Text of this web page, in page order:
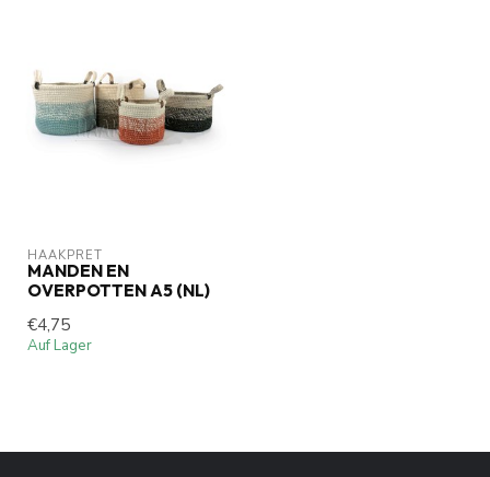
HAAKPRET
MANDEN EN
OVERPOTTEN A5 (NL)
€4,75
Auf Lager